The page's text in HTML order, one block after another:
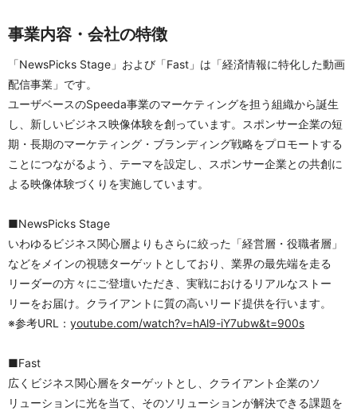
事業内容・会社の特徴
「NewsPicks Stage」および「Fast」は「経済情報に特化した動画
配信事業」です。
ユーザベースのSpeeda事業のマーケティングを担う組織から誕生
し、新しいビジネス映像体験を創っています。スポンサー企業の短
期・長期のマーケティング・ブランディング戦略をプロモートする
ことにつながるよう、テーマを設定し、スポンサー企業との共創に
よる映像体験づくりを実施しています。
■NewsPicks Stage
いわゆるビジネス関心層よりもさらに絞った「経営層・役職者層」
などをメインの視聴ターゲットとしており、業界の最先端を走る
リーダーの方々にご登壇いただき、実戦におけるリアルなストー
リーをお届け。クライアントに質の高いリード提供を行います。
※参考URL： youtube.com/watch?v=hAl9-iY7ubw&t=900s
■Fast
広くビジネス関心層をターゲットとし、クライアント企業のソ
リューションに光を当て、そのソリューションが解決できる課題を